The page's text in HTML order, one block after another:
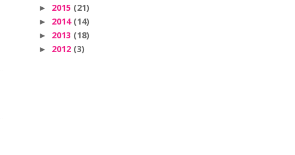
► 2015 (21)
► 2014 (14)
► 2013 (18)
► 2012 (3)